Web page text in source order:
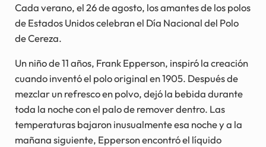
Cada verano, el 26 de agosto, los amantes de los polos
de Estados Unidos celebran el Día Nacional del Polo
de Cereza.
Un niño de 11 años, Frank Epperson, inspiró la creación
cuando inventó el polo original en 1905. Después de
mezclar un refresco en polvo, dejó la bebida durante
toda la noche con el palo de remover dentro. Las
temperaturas bajaron inusualmente esa noche y a la
mañana siguiente, Epperson encontró el líquido